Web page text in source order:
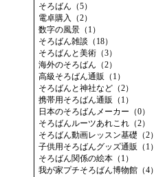
そろばん（5）
電卓購入（2）
数字の風景（1）
そろばん雑談（18）
そろばんと美術（3）
海外のそろばん（2）
高級そろばん通販（1）
そろばんと神社など（2）
携帯用そろばん通販（1）
日本のそろばんメーカー（0）
そろばんルーツあれこれ（2）
そろばん動画レッスン基礎（2）
子供用そろばんグッズ通販（1）
そろばん関係の絵本（1）
我が家プチそろばん博物館（4）